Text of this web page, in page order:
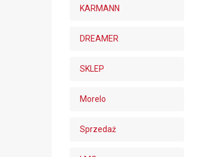
KARMANN
DREAMER
SKLEP
Morelo
Sprzedaż